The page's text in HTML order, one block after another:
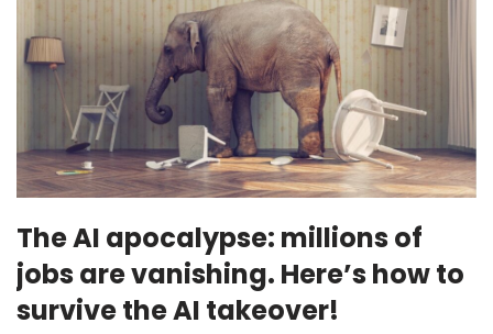
The AI apocalypse: millions of
jobs are vanishing. Here’s how to
survive the AI takeover!